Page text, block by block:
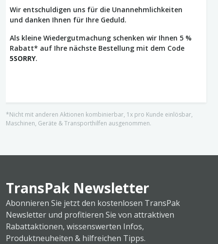
Wir entschuldigen uns für die Unannehmlichkeiten
und danken Ihnen für Ihre Geduld.
Als kleine Wiedergutmachung schenken wir Ihnen 5 %
Rabatt* auf Ihre nächste Bestellung mit dem Code
5SORRY.
*Nicht mit anderen Aktionen kombinierbar, 1x pro Kunde einlösbar,
Maschinen, Geräte & Transporthilfen ausgenommen.
TransPak Newsletter
Abonnieren Sie jetzt den kostenlosen TransPak
Newsletter und profitieren Sie von attraktiven
Rabattaktionen, wissenswerten Infos,
Produktneuheiten & hilfreichen Tipps.